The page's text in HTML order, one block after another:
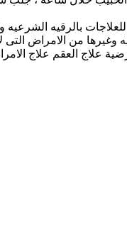
بالرقيه الشرعيه
وغيرها من الامراض
علاج العقم علاج